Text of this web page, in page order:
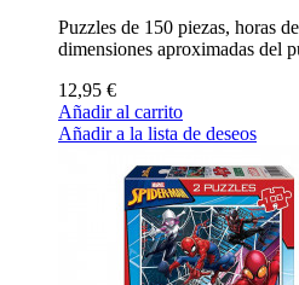
Puzzles de 150 piezas, horas
dimensiones aproximadas del
12,95 €
Añadir al carrito
Añadir a la lista de deseos